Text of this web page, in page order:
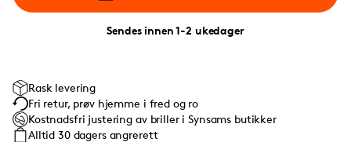
Sendes innen 1-2 ukedager
Rask levering
Fri retur, prøv hjemme i fred og ro
Kostnadsfri justering av briller i Synsams butikker
Alltid 30 dagers angrerett